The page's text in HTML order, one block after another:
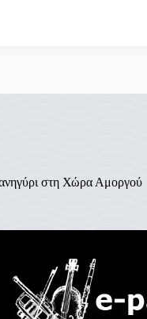
στη Χώρα Αμοργού